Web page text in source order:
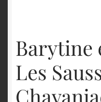
Barytine
Les